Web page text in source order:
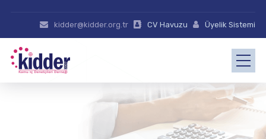
kidder@kidder.org.tr CV Havuzu Üyelik Sistemi